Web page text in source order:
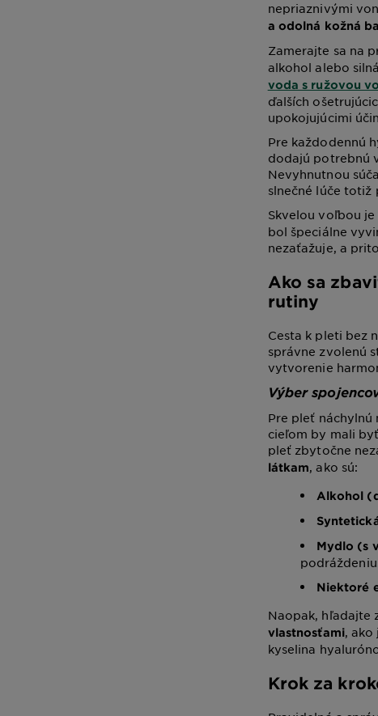
nepriaznivými
a odolná kožná
Zamerajte sa na
alkohol alebo
voda s ružovou
ďalších
upokojujúcimi
Pre každodennú
dodajú potrebnú
Nevyhnutnou
slnečné lúče totiž
Skvelou voľbou
bol špeciálne
nezaťažuje, a
Ako sa
rutiny
Cesta k pleti bez
správne zvolenú
vytvorenie
Výber
Pre pleť
cieľom by mali
pleť zbytočne
látkam, ako sú:
Alkohol
Mydlo (s
Niektoré
Naopak, hľadajte
vlastnosťami, ako
kyselina
Krok za